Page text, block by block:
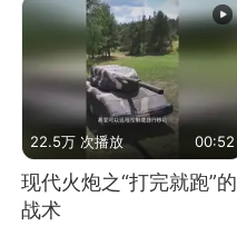
22.5万 次播放 00:52
现代火炮之“打完就跑”的
战术